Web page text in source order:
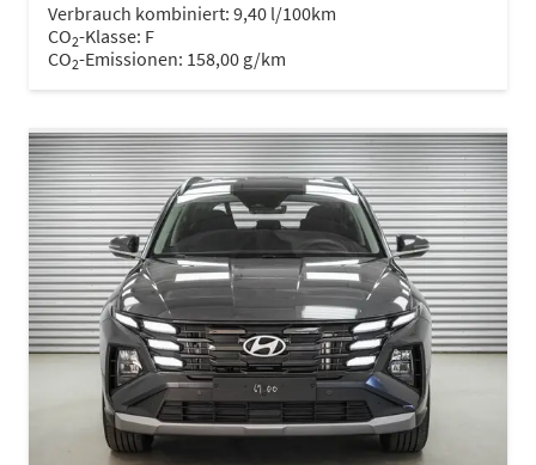
Verbrauch kombiniert: 9,40 l/100km
CO2-Klasse: F
CO2-Emissionen: 158,00 g/km